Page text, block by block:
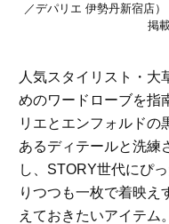
／デパリエ 伊勢丹新宿
掲
人気スタイリスト・大
めのワードローブを指
リエとエンフォルドの
あるディテールと洗練
し、STORY世代にぴ
りつつも一枚で着映え
えておきたいアイテム